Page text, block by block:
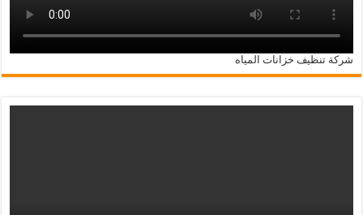
شركة تنظيف خزانات المياه